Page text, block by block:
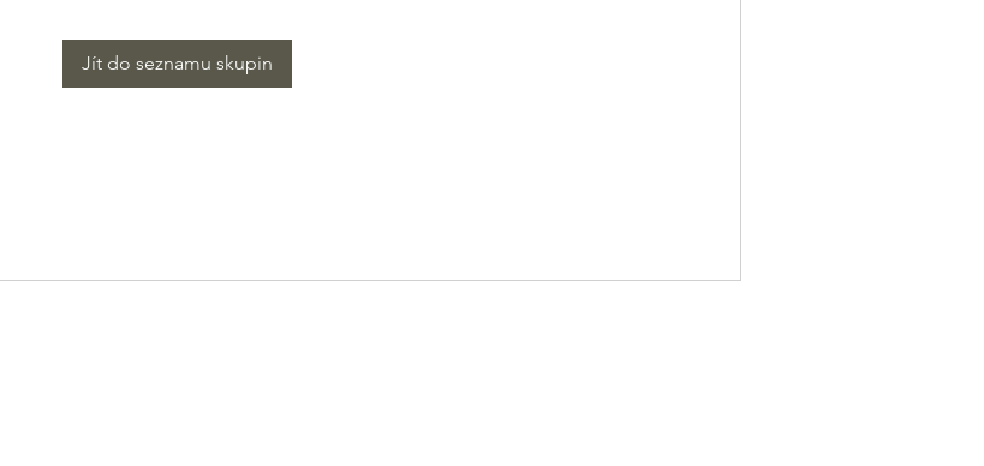
Jít do seznamu skupin